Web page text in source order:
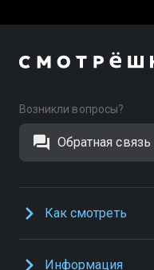
Возникли вопросы?
Обратная связь
Как смотреть
Информация